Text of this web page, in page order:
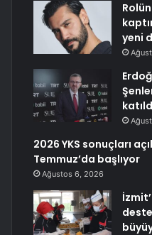
yeni
2026 YKS sonuçları
Temmuz’da başlıyor
Ağustos 6, 2026